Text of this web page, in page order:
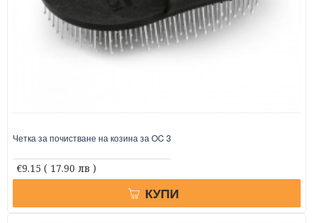
Четка за почистване на козина за OC 3
€9.15 ( 17.90 лв )
КУПИ